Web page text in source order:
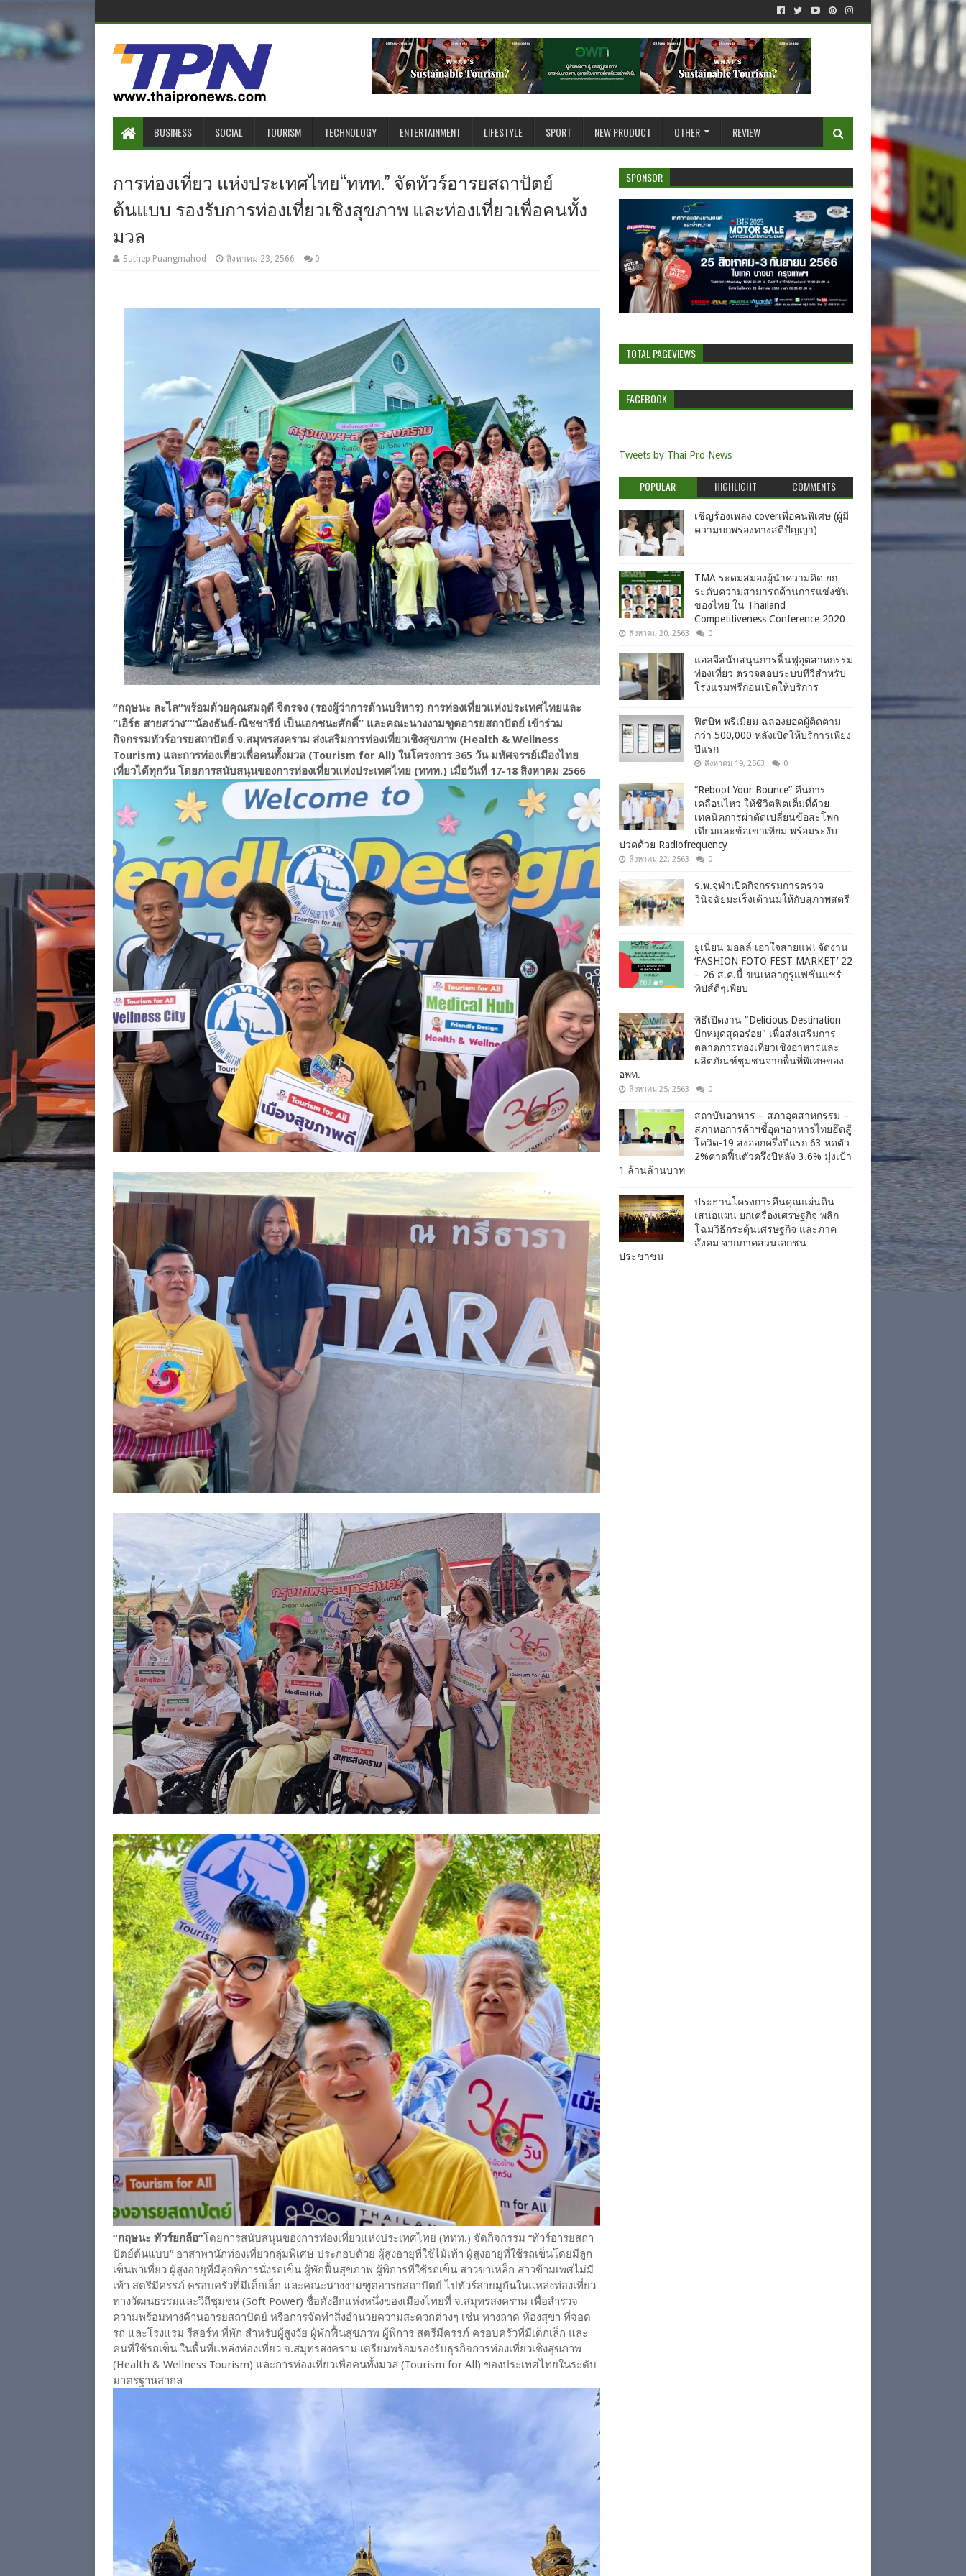
BUSINESS SOCIAL TOURISM TECHNOLOGY ENTERTAINMENT LIFESTYLE SPORT NEW PRODUCT OTHER REVIEW
การท่องเที่ยว แห่งประเทศไทย“ททท.” จัดทัวร์อารยสถาปัตย์
ต้นแบบ รองรับการท่องเที่ยวเชิงสุขภาพ และท่องเที่ยวเพื่อคนทั้ง
มวล
Suthep Puangmahod สิงหาคม 23, 2566 0
“กฤษนะ ละไล”พร้อมด้วยคุณสมฤดี จิตรจง (รองผู้ว่าการด้านบริหาร) การท่องเที่ยวแห่งประเทศไทยและ
“เอิร์ธ สายสว่าง”“น้องธันย์-ณิชชารีย์ เป็นเอกชนะศักดิ์” และคณะนางงามฑูตอารยสถาปัตย์ เข้าร่วม
กิจกรรมทัวร์อารยสถาปัตย์ จ.สมุทรสงคราม ส่งเสริมการท่องเที่ยวเชิงสุขภาพ (Health & Wellness
Tourism) และการท่องเที่ยวเพื่อคนทั้งมวล (Tourism for All) ในโครงการ 365 วัน มหัศจรรย์เมืองไทย
เที่ยวได้ทุกวัน โดยการสนับสนุนของการท่องเที่ยวแห่งประเทศไทย (ททท.) เมื่อวันที่ 17-18 สิงหาคม 2566
“กฤษนะ ทัวร์ยกล้อ”โดยการสนับสนุนของการท่องเที่ยวแห่งประเทศไทย (ททท.) จัดกิจกรรม “ทัวร์อารยสถา
ปัตย์ต้นแบบ” อาสาพานักท่องเที่ยวกลุ่มพิเศษ ประกอบด้วย ผู้สูงอายุที่ใช้ไม้เท้า ผู้สูงอายุที่ใช้รถเข็นโดยมีลูก
เข็นพาเที่ยว ผู้สูงอายุที่มีลูกพิการนั่งรถเข็น ผู้พักฟื้นสุขภาพ ผู้พิการที่ใช้รถเข็น สาวขาเหล็ก สาวข้ามเพศไม่มี
เท้า สตรีมีครรภ์ ครอบครัวที่มีเด็กเล็ก และคณะนางงามฑูตอารยสถาปัตย์ ไปทัวร์สายมูกันในแหล่งท่องเที่ยว
ทางวัฒนธรรมและวิถีชุมชน (Soft Power) ชื่อดังอีกแห่งหนึ่งของเมืองไทยที่ จ.สมุทรสงคราม เพื่อสำรวจ
ความพร้อมทางด้านอารยสถาปัตย์ หรือการจัดทำสิ่งอำนวยความสะดวกต่างๆ เช่น ทางลาด ห้องสุขา ที่จอด
รถ และโรงแรม รีสอร์ท ที่พัก สำหรับผู้สูงวัย ผู้พักฟื้นสุขภาพ ผู้พิการ สตรีมีครรภ์ ครอบครัวที่มีเด็กเล็ก และ
คนที่ใช้รถเข็น ในพื้นที่แหล่งท่องเที่ยว จ.สมุทรสงคราม เตรียมพร้อมรองรับธุรกิจการท่องเที่ยวเชิงสุขภาพ
(Health & Wellness Tourism) และการท่องเที่ยวเพื่อคนทั้งมวล (Tourism for All) ของประเทศไทยในระดับ
มาตรฐานสากล
SPONSOR
TOTAL PAGEVIEWS
FACEBOOK
Tweets by Thai Pro News
POPULAR HIGHLIGHT COMMENTS
เชิญร้องเพลง coverเพื่อคนพิเศษ (ผู้มี
ความบกพร่องทางสติปัญญา)
TMA ระดมสมองผู้นำความคิด ยก
ระดับความสามารถด้านการแข่งขัน
ของไทย ใน Thailand
Competitiveness Conference 2020
สิงหาคม 20, 2563 0
แอลจีสนับสนุนการฟื้นฟูอุตสาหกรรม
ท่องเที่ยว ตรวจสอบระบบทีวีสำหรับ
โรงแรมฟรีก่อนเปิดให้บริการ
ฟิตบิท พรีเมียม ฉลองยอดผู้ติดตาม
กว่า 500,000 หลังเปิดให้บริการเพียง
ปีแรก
สิงหาคม 19, 2563 0
“Reboot Your Bounce” คืนการ
เคลื่อนไหว ให้ชีวิตฟิตเต็มที่ด้วย
เทคนิคการผ่าตัดเปลี่ยนข้อสะโพก
เทียมและข้อเข่าเทียม พร้อมระงับ
ปวดด้วย Radiofrequency
สิงหาคม 22, 2563 0
ร.พ.จุฬาเปิดกิจกรรมการตรวจ
วินิจฉัยมะเร็งเต้านมให้กับสุภาพสตรี
ยูเนี่ยน มอลล์ เอาใจสายแฟ! จัดงาน
‘FASHION FOTO FEST MARKET’ 22
– 26 ส.ค.นี้ ขนเหล่ากูรูแฟชั่นแชร์
ทิปส์ดีๆเพียบ
พิธีเปิดงาน "Delicious Destination
ปักหมุดสุดอร่อย" เพื่อส่งเสริมการ
ตลาดการท่องเที่ยวเชิงอาหารและ
ผลิตภัณฑ์ชุมชนจากพื้นที่พิเศษของ
อพท.
สิงหาคม 25, 2563 0
สถาบันอาหาร – สภาอุตสาหกรรม –
สภาหอการค้าฯชี้อุตฯอาหารไทยฮึดสู้
โควิด-19 ส่งออกครึ่งปีแรก 63 หดตัว
2%คาดฟื้นตัวครึ่งปีหลัง 3.6% มุ่งเป้า
1 ล้านล้านบาท
ประธานโครงการคืนคุณแผ่นดิน
เสนอแผน ยกเครื่องเศรษฐกิจ พลิก
โฉมวิธีกระตุ้นเศรษฐกิจ และภาค
สังคม จากภาคส่วนเอกชน
ประชาชน